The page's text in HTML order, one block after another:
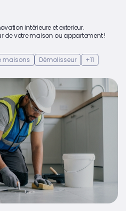
intérieure et exterieur.
de votre maison ou appartement !
maisons Démolisseur +11